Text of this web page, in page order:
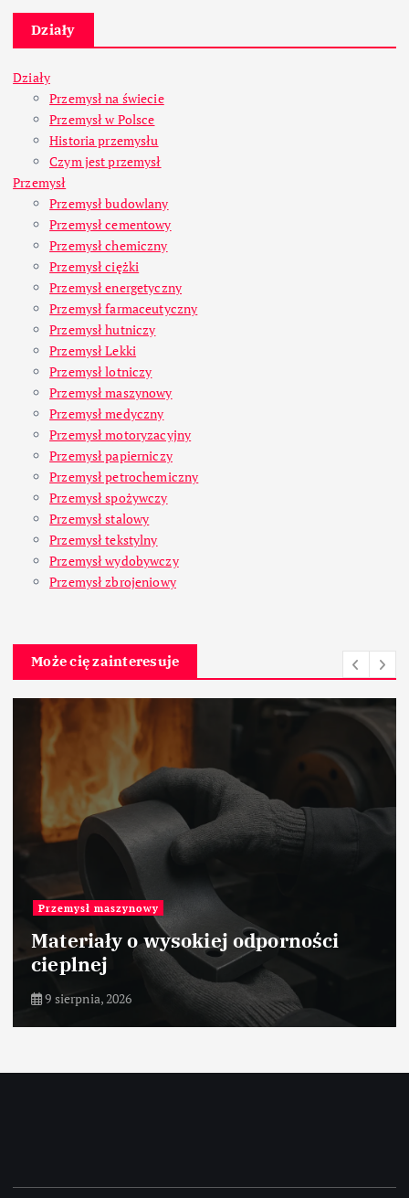
Działy
Działy
Przemysł na świecie
Przemysł w Polsce
Historia przemysłu
Czym jest przemysł
Przemysł
Przemysł budowlany
Przemysł cementowy
Przemysł chemiczny
Przemysł ciężki
Przemysł energetyczny
Przemysł farmaceutyczny
Przemysł hutniczy
Przemysł Lekki
Przemysł lotniczy
Przemysł maszynowy
Przemysł medyczny
Przemysł motoryzacyjny
Przemysł papierniczy
Przemysł petrochemiczny
Przemysł spożywczy
Przemysł stalowy
Przemysł tekstylny
Przemysł wydobywczy
Przemysł zbrojeniowy
Może cię zainteresuje
Przemysł maszynowy
Materiały o wysokiej odporności
cieplnej
9 sierpnia, 2026